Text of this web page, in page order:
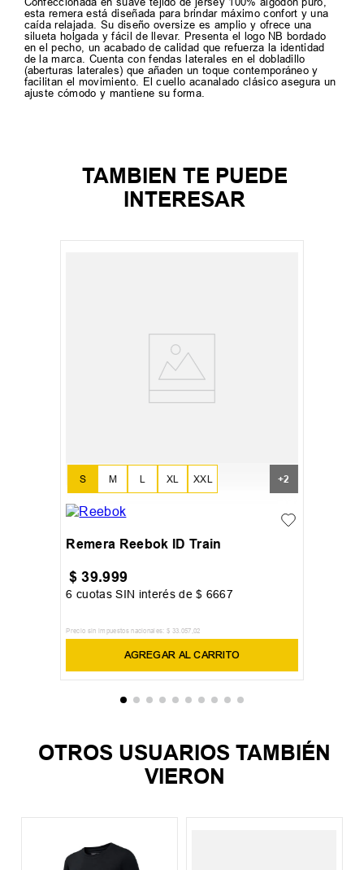
esta remera está diseñada para brindar máximo confort y una
caída relajada. Su diseño oversize es amplio y ofrece una
silueta holgada y fácil de llevar. Presenta el logo NB bordado
en el pecho, un acabado de calidad que refuerza la identidad
de la marca. Cuenta con fendas laterales en el dobladillo
(aberturas laterales) que añaden un toque contemporáneo y
facilitan el movimiento. El cuello acanalado clásico asegura un
ajuste cómodo y mantiene su forma.
TAMBIEN TE PUEDE
INTERESAR
S L
M XL XXL +2
Remera Reebok ID Train
$ 39.999
6 cuotas SIN interés de$ 6667
Precio sin impuestos nacionales: $ 33.057 ,02
AGREGAR AL CARRITO
OTROS USUARIOS TAMBIÉN
VIERON